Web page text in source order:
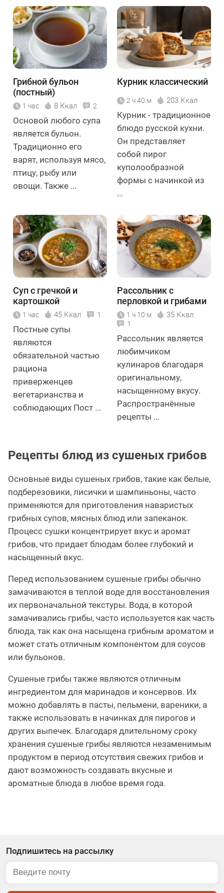
Грибной бульон
(постный)
1 час 8 Ккал 2
Основой любого супа
является бульон.
Традиционно его
варят, используя мясо,
птицу, рыбу или
овощи. Также ...
Курник классический
2 ч 40 м 203 Ккал
Курник - традиционное
блюдо русской кухни.
Он представляет
собой пирог
куполообразной
формы с начинкой из
...
Суп с гречкой и
картошкой
1 час 45 Ккал 1
Постные супы
являются
обязательной частью
рациона
приверженцев
вегетарианства и
соблюдающих Пост ...
Рассольник с
перловкой и грибами
1 ч 10 м 35 Ккал
1
Рассольник является
любимчиком
кулинаров благодаря
оригинальному,
насыщенному вкусу.
Распространённые
рецепты ...
Рецепты блюд из сушеных грибов
Основные виды сушеных грибов, такие как белые,
подберезовики, лисички и шампиньоны, часто
применяются для приготовления наваристых
грибных супов, мясных блюд или запеканок.
Процесс сушки концентрирует вкус и аромат
грибов, что придает блюдам более глубокий и
насыщенный вкус.
Перед использованием сушеные грибы обычно
замачиваются в теплой воде для восстановления
их первоначальной текстуры. Вода, в которой
замачивались грибы, часто используется как часть
блюда, так как она насыщена грибным ароматом и
может стать отличным компонентом для соусов
или бульонов.
Сушеные грибы также являются отличным
ингредиентом для маринадов и консервов. Их
можно добавлять в пасты, пельмени, вареники, а
также использовать в начинках для пирогов и
других выпечек. Благодаря длительному сроку
хранения сушеные грибы являются незаменимым
продуктом в период отсутствия свежих грибов и
дают возможность создавать вкусные и
ароматные блюда в любое время года.
Подпишитесь на рассылку